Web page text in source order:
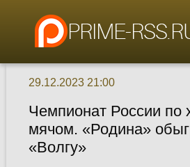
29.12.2023 21:00
Чемпионат России по
мячом. «Родина»
«Волгу»